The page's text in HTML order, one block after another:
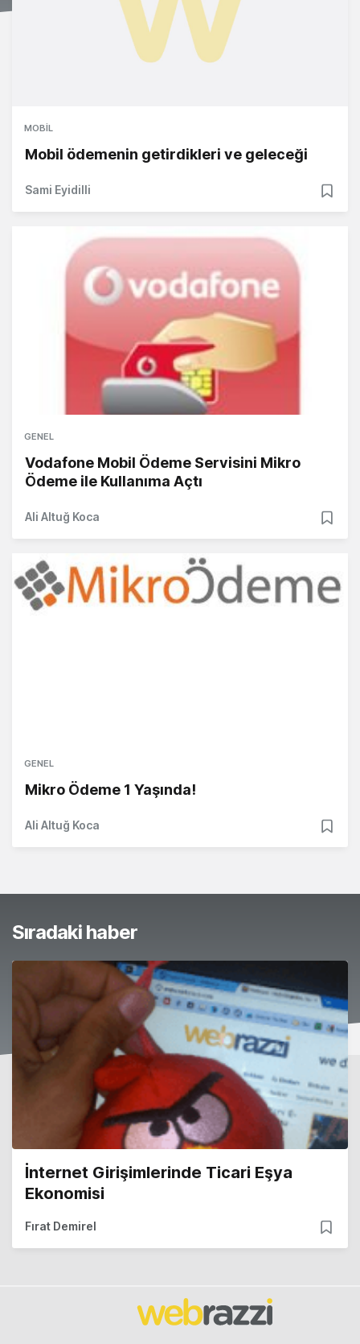
MOBIL
Mobil ödemenin getirdikleri ve geleceği
Sami Eyidilli
GENEL
Vodafone Mobil Ödeme Servisini Mikro
Ödeme ile Kullanıma Açtı
Ali Altuğ Koca
GENEL
Mikro Ödeme 1 Yaşında!
Ali Altuğ Koca
Sıradaki haber
İnternet Girişimlerinde Ticari Eşya
Ekonomisi
Fırat Demirel